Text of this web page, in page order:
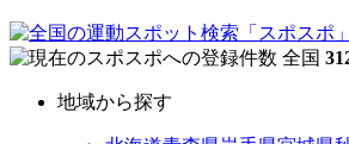
全国
地域から探す